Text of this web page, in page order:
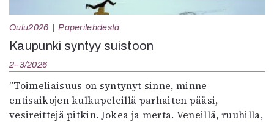
Oulu2026 Paperilehdestä
Kaupunki syntyy suistoon
2–3/2026
”Toimeliaisuus on syntynyt sinne, minne
entisaikojen kulkupeleillä parhaiten pääsi,
vesireittejä pitkin. Jokea ja merta. Veneillä, ruuhilla,